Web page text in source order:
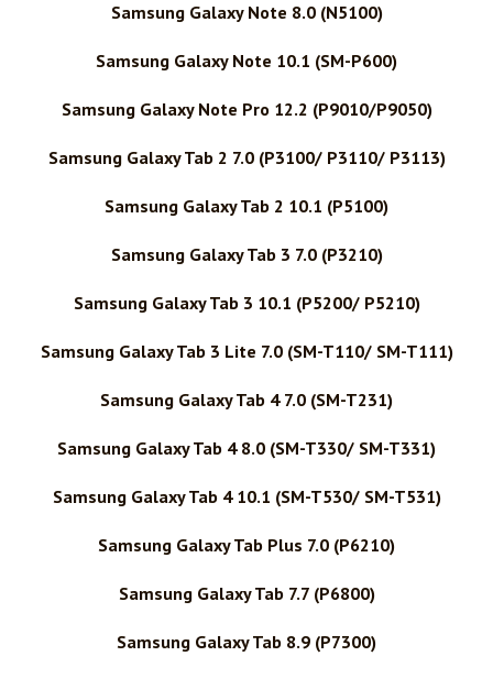
Samsung Galaxy Note 8.0 (N5100)
Samsung Galaxy Note 10.1 (SM-P600)
Samsung Galaxy Note Pro 12.2 (P9010/P9050)
Samsung Galaxy Tab 2 7.0 (P3100/ P3110/ P3113)
Samsung Galaxy Tab 2 10.1 (P5100)
Samsung Galaxy Tab 3 7.0 (P3210)
Samsung Galaxy Tab 3 10.1 (P5200/ P5210)
Samsung Galaxy Tab 3 Lite 7.0 (SM-T110/ SM-T111)
Samsung Galaxy Tab 4 7.0 (SM-T231)
Samsung Galaxy Tab 4 8.0 (SM-T330/ SM-T331)
Samsung Galaxy Tab 4 10.1 (SM-T530/ SM-T531)
Samsung Galaxy Tab Plus 7.0 (P6210)
Samsung Galaxy Tab 7.7 (P6800)
Samsung Galaxy Tab 8.9 (P7300)